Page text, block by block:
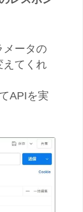
メータの
えてくれ
APIを実